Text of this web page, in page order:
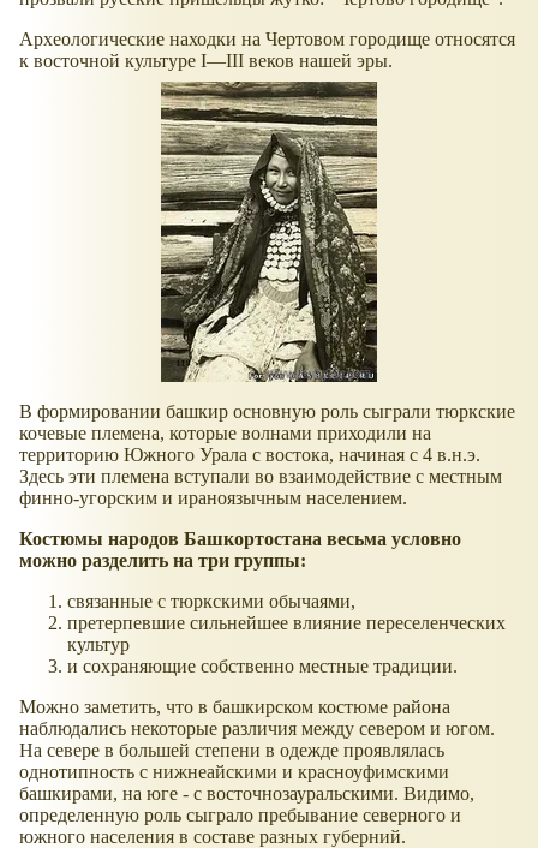
Археологические находки на Чертовом городище относятся
к восточной культуре I—III веков нашей эры.
В формировании башкир основную роль сыграли тюркские
кочевые племена, которые волнами приходили на
территорию Южного Урала с востока, начиная с 4 в.н.э.
Здесь эти племена вступали во взаимодействие с местным
финно-угорским и ираноязычным населением.
Костюмы народов Башкортостана весьма условно
можно разделить на три группы:
связанные с тюркскими обычаями,
претерпевшие сильнейшее влияние переселенческих
культур
и сохраняющие собственно местные традиции.
Можно заметить, что в башкирском костюме района
наблюдались некоторые различия между севером и югом.
На севере в большей степени в одежде проявлялась
однотипность с нижнеайскими и красноуфимскими
башкирами, на юге - с восточнозауральскими. Видимо,
определенную роль сыграло пребывание северного и
южного населения в составе разных губерний.